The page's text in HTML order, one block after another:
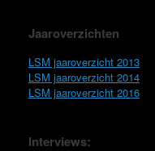
Jaaroverzichten
LSM jaaroverzicht 2013
LSM jaaroverzicht 2014
LSM jaaroverzicht 2016
Interviews: